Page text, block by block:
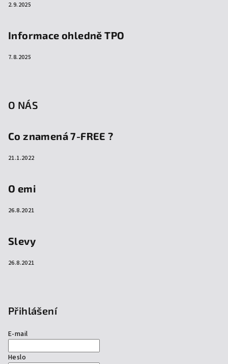
2.9.2025
Informace ohledně TPO
7.8.2025
O NÁS
Co znamená 7-FREE ?
21.1.2022
O emi
26.8.2021
Slevy
26.8.2021
Přihlášení
E-mail
Heslo